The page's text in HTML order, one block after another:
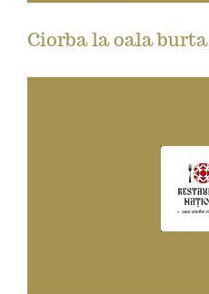
Ciorba la oala burta